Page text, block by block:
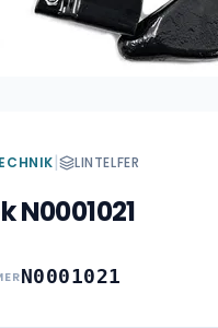
| LINTELFER
N0001021
N0001021